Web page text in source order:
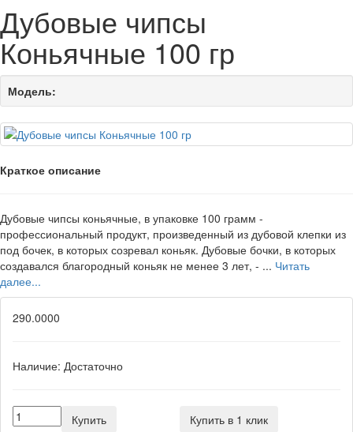
Дубовые чипсы
Коньячные 100 гр
Модель:
Краткое описание
Дубовые чипсы коньячные, в упаковке 100 грамм -
профессиональный продукт, произведенный из дубовой клепки из
под бочек, в которых созревал коньяк. Дубовые бочки, в которых
создавался благородный коньяк не менее 3 лет, - ... Читать
далее...
290.0000
Наличие: Достаточно
Купить Купить в 1 клик